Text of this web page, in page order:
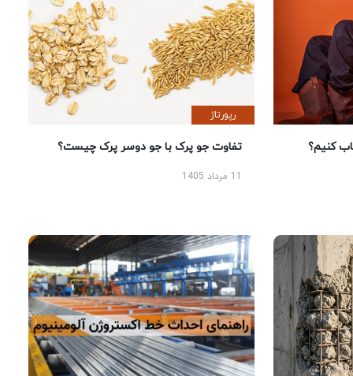
کنیم؟
رپورتاژ
تفاوت جو پرک با جو دوسر پرک چیست؟